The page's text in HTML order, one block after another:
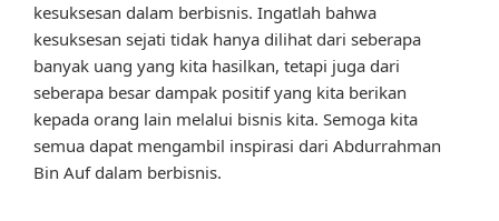
kesuksesan dalam berbisnis. Ingatlah bahwa
kesuksesan sejati tidak hanya dilihat dari seberapa
banyak uang yang kita hasilkan, tetapi juga dari
seberapa besar dampak positif yang kita berikan
kepada orang lain melalui bisnis kita. Semoga kita
semua dapat mengambil inspirasi dari Abdurrahman
Bin Auf dalam berbisnis.